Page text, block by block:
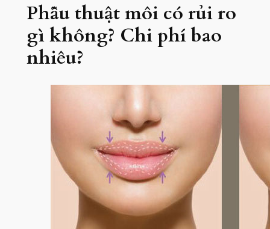
Phẫu thuật môi có rủi ro
gì không? Chi phí bao
nhiêu?